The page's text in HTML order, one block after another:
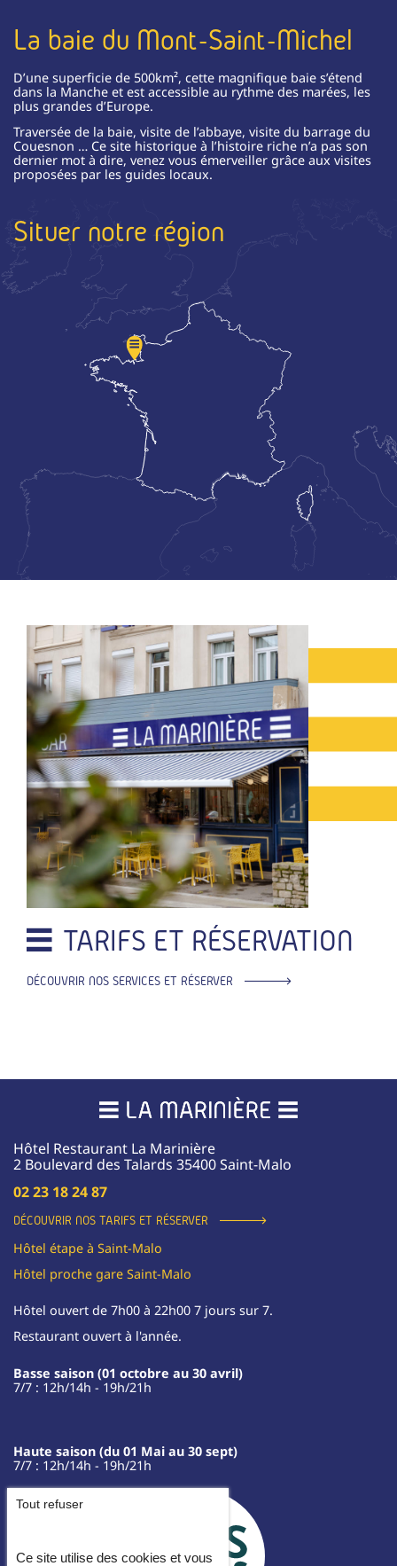
La baie du Mont-Saint-Michel
D’une superficie de 500km², cette magnifique baie s’étend
dans la Manche et est accessible au rythme des marées, les
plus grandes d’Europe.
Traversée de la baie, visite de l’abbaye, visite du barrage du
Couesnon … Ce site historique à l’histoire riche n’a pas son
dernier mot à dire, venez vous émerveiller grâce aux visites
proposées par les guides locaux.
Situer notre région
TARIFS ET RÉSERVATION
DÉCOUVRIR NOS SERVICES ET RÉSERVER
Hôtel Restaurant La Marinière
2 Boulevard des Talards 35400Saint-Malo
02 23 18 24 87
DÉCOUVRIR NOS TARIFS ET RÉSERVER
Hôtel étape à Saint-Malo
Hôtel proche gare Saint-Malo
Hôtel ouvert de 7h00 à 22h00 7 jours sur 7.
Restaurant ouvert à l'année.
Basse saison (01 octobre au 30 avril)
7/7 : 12h/14h - 19h/21h
Haute saison (du 01 Mai au 30 sept)
7/7 : 12h/14h - 19h/21h
Ce site utilise des cookies et vous
Tout refuser